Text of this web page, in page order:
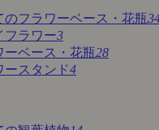
のフラワーベース・花瓶
フラワー3
ーベース・花瓶28
ースタンド4